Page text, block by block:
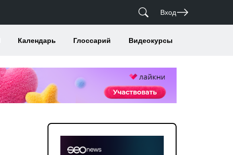
Вход
Календарь Глоссарий Видеокурсы